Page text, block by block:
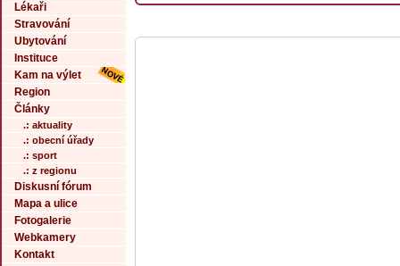
Lékaři
Stravování
Ubytování
Instituce
Kam na výlet
Region
Články
.: aktuality
.: obecní úřady
.: sport
.: z regionu
Diskusní fórum
Mapa a ulice
Fotogalerie
Webkamery
Kontakt